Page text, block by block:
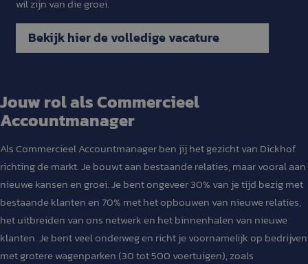
wil zijn van die groei.
Bekijk hier de volledige vacature
Jouw rol als Commercieel
Accountmanager
Als Commercieel Accountmanager ben jij het gezicht van Dickhof
richting de markt. Je bouwt aan bestaande relaties, maar vooral aan
nieuwe kansen en groei. Je bent ongeveer 30% van je tijd bezig met
bestaande klanten en 70% met het opbouwen van nieuwe relaties,
het uitbreiden van ons netwerk en het binnenhalen van nieuwe
klanten. Je bent veel onderweg en richt je voornamelijk op bedrijven
met grotere wagenparken (30 tot 500 voertuigen), zoals